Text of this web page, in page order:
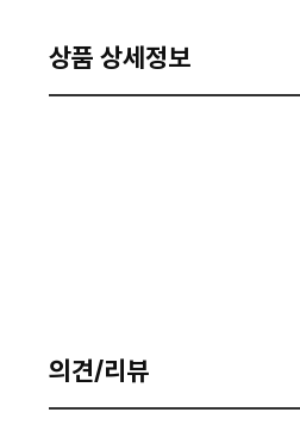
상품 상세정보
의견/리뷰